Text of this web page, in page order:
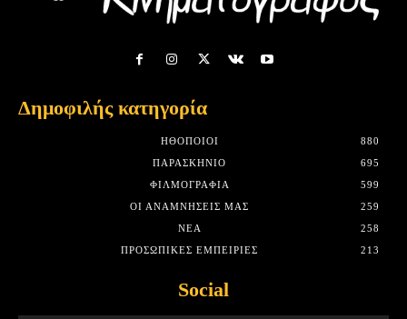
Δημοφιλής κατηγορία
HΘΟΠΟΙΟΊ
880
ΠΑΡΑΣΚΉΝΙΟ
695
ΦΙΛΜΟΓΡΑΦΊΑ
599
ΟΙ ΑΝΑΜΝΉΣΕΙΣ ΜΑΣ
259
ΝΈΑ
258
ΠΡΟΣΩΠΙΚΈΣ ΕΜΠΕΙΡΊΕΣ
213
Social